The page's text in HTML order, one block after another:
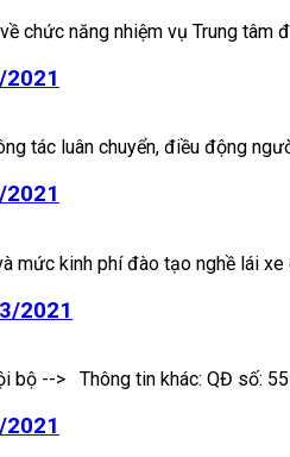
chức năng nhiệm vụ Trung tâm
tác luân chuyển, điều động
mức kinh phí đào tạo nghề lái
2021
bộ --> Thông tin khác: QĐ